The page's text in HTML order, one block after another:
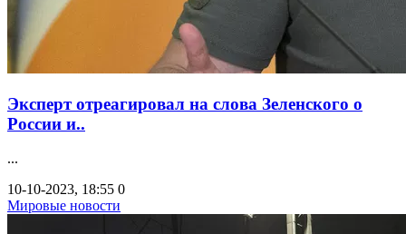
Эксперт отреагировал на слова Зеленского о
России и..
...
10-10-2023, 18:55 0
Мировые новости